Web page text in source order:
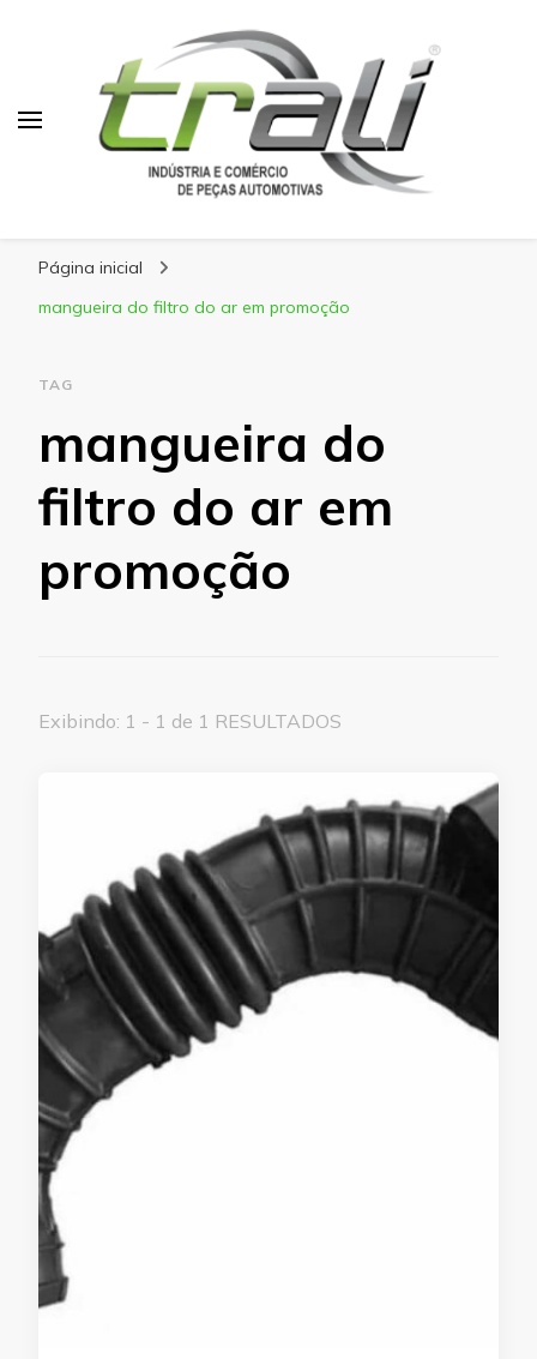
Página inicial
mangueira do filtro do ar em promoção
TAG
mangueira do
filtro do ar em
promoção
Exibindo: 1 - 1 de 1 RESULTADOS